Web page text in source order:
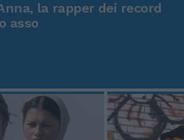
la rapper dei record
asso